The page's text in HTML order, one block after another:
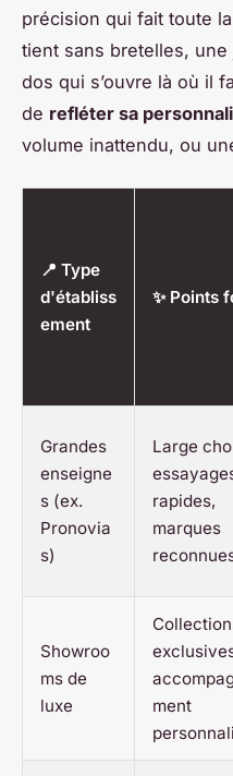
précision qui fait toute
tient sans bretelles,
dos qui s’ouvre là où il
de refléter sa
volume inattendu, ou
📍 Type
d'établiss
ement
✨ Points
Grandes
enseigne
s (ex.
Pronovia
s)
Large
rapides,
marques
Showroo
ms de
luxe
ment